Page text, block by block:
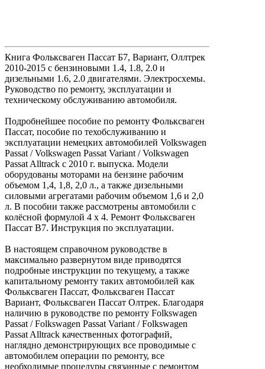
Книга Фольксваген Пассат Б7, Вариант, Оллтрек
2010-2015 с бензиновыми 1.4, 1.8, 2.0 и
дизельными 1.6, 2.0 двигателями. Электросхемы.
Руководство по ремонту, эксплуатации и
техническому обслуживанию автомобиля.
Подробнейшее пособие по ремонту Фольксваген
Пассат, пособие по техобслуживанию и
эксплуатации немецких автомобилей Volkswagen
Passat / Volkswagen Passat Variant / Volkswagen
Passat Alltrack с 2010 г. выпуска. Модели
оборудованы моторами на бензине рабочим
объемом 1,4, 1,8, 2,0 л., а также дизельными
силовыми агрегатами рабочим объемом 1,6 и 2,0
л. В пособии также рассмотрены автомобили с
колёсной формулой 4 х 4. Ремонт Фольксваген
Пассат В7. Инструкция по эксплуатации.
В настоящем справочном руководстве в
максимально развернутом виде приводятся
подробные инструкции по текущему, а также
капитальному ремонту таких автомобилей как
Фольксваген Пассат, Фольксваген Пассат
Вариант, Фольксваген Пассат Олтрек. Благодаря
наличию в руководстве по ремонту Folkswagen
Passat / Folkswagen Passat Variant / Folkswagen
Passat Alltrack качественных фотографий,
наглядно демонстрирующих все проводимые с
автомобилем операции по ремонту, все
необходимые процедуры связанные с ремонтом